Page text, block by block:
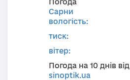
Сарни
вологість:
тиск:
вітер:
Погода на 10 днів від
sinoptik.ua